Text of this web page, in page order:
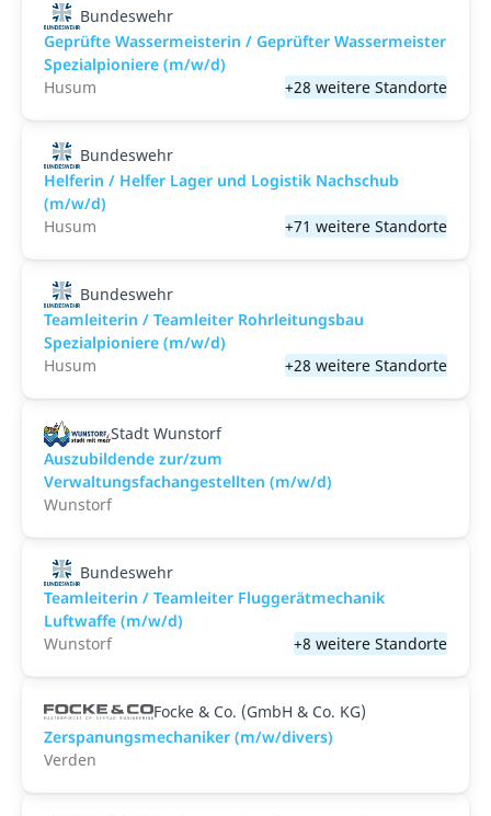
Bundeswehr
Geprüfte Wassermeisterin / Geprüfter Wassermeister
Spezialpioniere (m/w/d)
Husum
+28 weitere Standorte
Bundeswehr
Helferin / Helfer Lager und Logistik Nachschub
(m/w/d)
Husum
+71 weitere Standorte
Bundeswehr
Teamleiterin / Teamleiter Rohrleitungsbau
Spezialpioniere (m/w/d)
Husum
+28 weitere Standorte
Stadt Wunstorf
Auszubildende zur/zum
Verwaltungsfachangestellten (m/w/d)
Wunstorf
Bundeswehr
Teamleiterin / Teamleiter Fluggerätmechanik
Luftwaffe (m/w/d)
Wunstorf
+8 weitere Standorte
Focke & Co. (GmbH & Co. KG)
Zerspanungsmechaniker (m/w/divers)
Verden